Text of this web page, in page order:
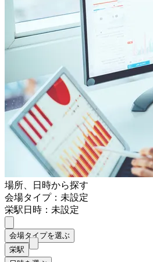
場所、日時から探す
会場タイプ：未設定
栄駅日時：未設定
会場タイプを選ぶ
栄駅